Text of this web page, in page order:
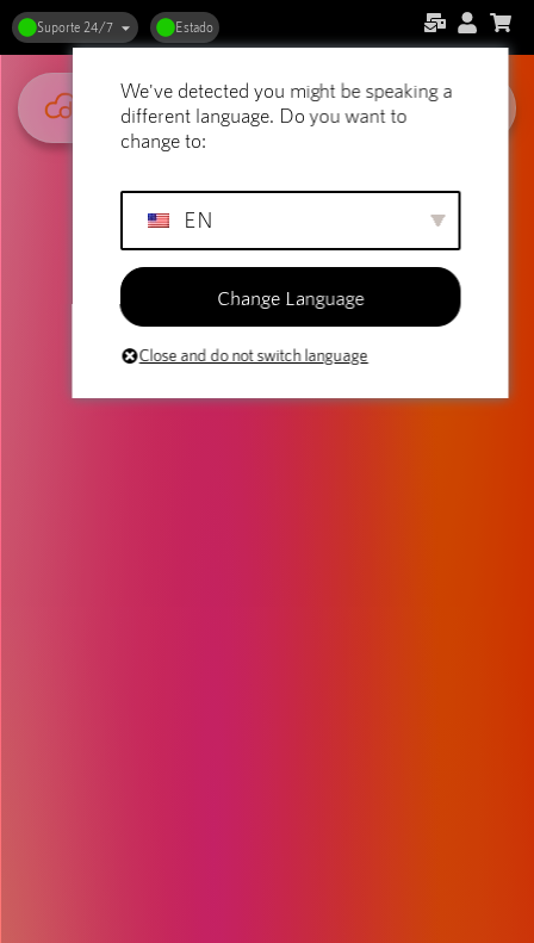
Suporte 24/7 Estado
We've detected you might be speaking a
different language. Do you want to
change to:
EN
Change Language
Close and do not switch language